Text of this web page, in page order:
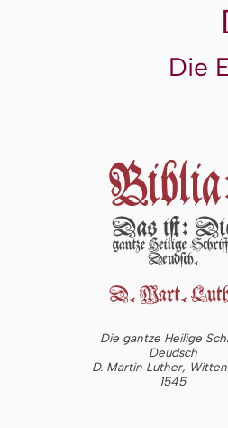
Die
Die gantze Heilige
Deudsch
D. Martin Luther,
1545